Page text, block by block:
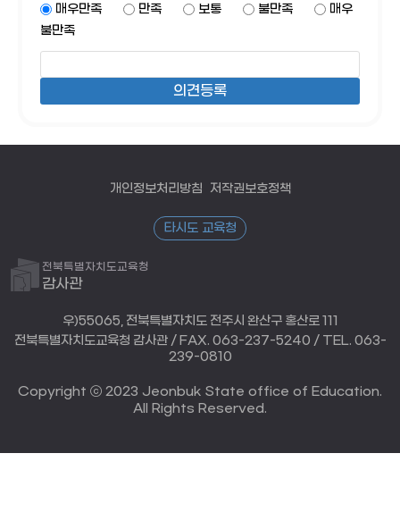
매우만족 만족 보통 불만족
매우
불만족
개인정보처리방침 저작권보호정책
타시도 교육청
전북특별자치도교육청
감사관
우)55065, 전북특별자치도 전주시 완산구 홍산로 111
전북특별자치도교육청 감사관 / FAX. 063-237-5240 / TEL. 063-
239-0810
Copyright ⓒ 2023 Jeonbuk State office of Education.
All Rights Reserved.